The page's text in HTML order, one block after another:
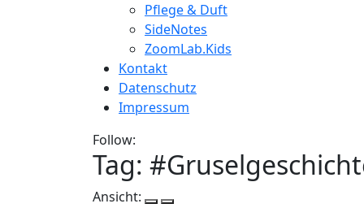
Pflege & Duft
SideNotes
ZoomLab.Kids
Kontakt
Datenschutz
Impressum
Follow:
Tag: #
Ansicht: